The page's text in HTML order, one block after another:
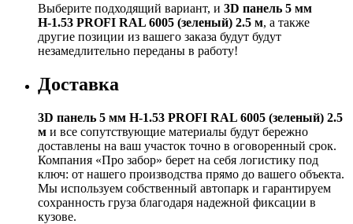
Выберите подходящий вариант, и 3D панель 5 мм
Н-1.53 PROFI RAL 6005 (зеленый) 2.5 м, а также
другие позиции из вашего заказа будут будут
незамедлительно переданы в работу!
Доставка
3D панель 5 мм Н-1.53 PROFI RAL 6005 (зеленый) 2.5
м и все сопутствующие материалы будут бережно
доставлены на ваш участок точно в оговоренный срок.
Компания «Про забор» берет на себя логистику под
ключ: от нашего производства прямо до вашего объекта.
Мы используем собственный автопарк и гарантируем
сохранность груза благодаря надежной фиксации в
кузове.